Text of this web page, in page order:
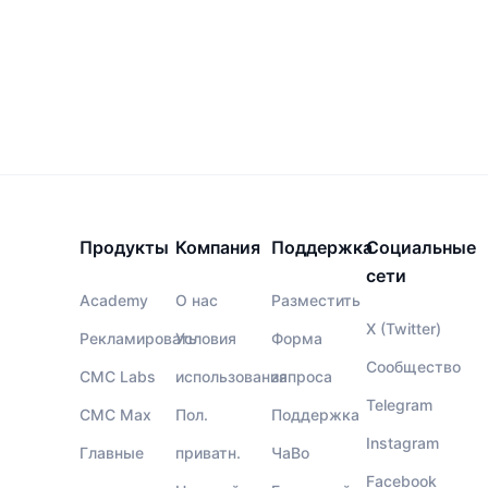
Продукты
Academy
Рекламировать
CMC Labs
CMC Max
Главные
Компания
О нас
Условия
использования
Пол.
приватн.
Поддержка
Разместить
Форма
запроса
Поддержка
ЧаВо
Социальные
сети
X (Twitter)
Сообщество
Telegram
Instagram
Facebook